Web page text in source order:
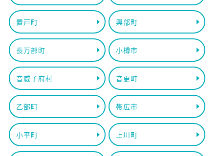
置戸町 興部町
長万部町 小樽市
音威子府村 音更町
乙部町 帯広市
小平町 上川町